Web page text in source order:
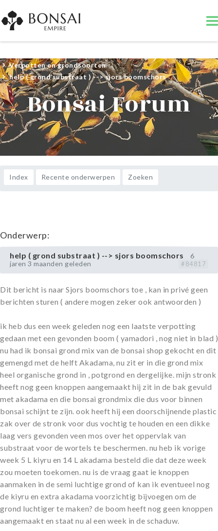
Verpotten en grondsoorten
help ( grond substraat ) --> sjors boomschors
Bonsai Forum
Index Recente onderwerpen Zoeken
Onderwerp:
help ( grond substraat ) --> sjors boomschors
6
jaren 3 maanden geleden
#84817
Dit bericht is naar Sjors boomschors toe , kan in privé geen
berichten sturen ( andere mogen zeker ook antwoorden )
ik heb dus een week geleden nog een laatste verpotting
gedaan met een gevonden boom ( yamadori , nog niet in blad )
nu had ik bonsai grond mix van de bonsai shop gekocht en dit
gemengd met de helft Akadama, nu zit er in die grond mix
heel organische grond in , potgrond en dergelijke. mijn stronk
heeft nog geen knoppen aangemaakt hij zit in de bak gevuld
met akadama en die bonsai grondmix die dus voor binnen
bonsai schijnt te zijn. ook heeft hij een doorschijnende plastic
zak over de stronk voor dus vochtig te houden en een dikke
laag vers gevonden veen mos over het oppervlak van
substraat voor de wortels te beschermen. nu heb ik vorige
week 5 L kiyru en 14 L akadama besteld die dat deze week
zou moeten toekomen. nu is de vraag gaat ie knoppen
aanmaken in de semi luchtige grond of kan ik eventueel nog
de kiyru en extra akadama voorzichtig bijvoegen om de
grond luchtiger te maken? de boom heeft nog geen knoppen
aangemaakt en staat nu al een week in de schaduw.